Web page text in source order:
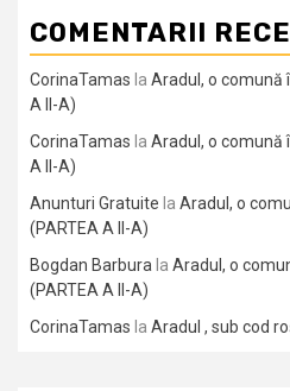
COMENTARII
CorinaTamas la Aradul, o comună
A II-A)
CorinaTamas la Aradul, o comună
A II-A)
Anunturi Gratuite la Aradul, o
(PARTEA A II-A)
Bogdan Barbura la Aradul, o
(PARTEA A II-A)
CorinaTamas la Aradul , sub cod